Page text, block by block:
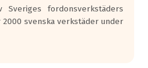
Sveriges fordonsverkstäders
svenska verkstäder under